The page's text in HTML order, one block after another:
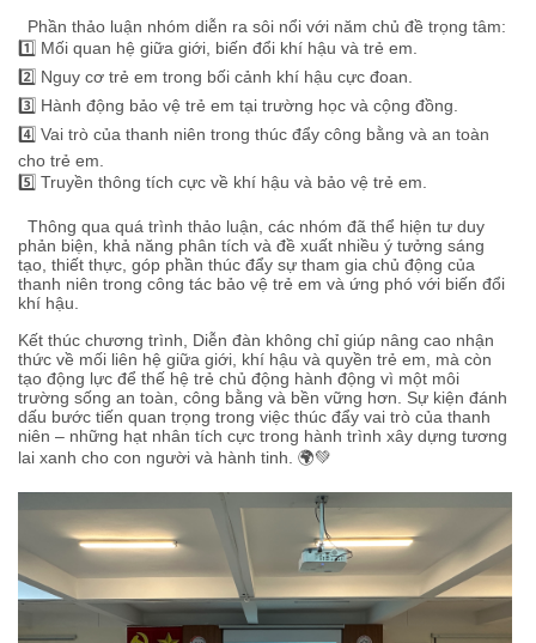
Phần thảo luận nhóm diễn ra sôi nổi với năm chủ đề trọng tâm:
1️⃣ Mối quan hệ giữa giới, biến đổi khí hậu và trẻ em.
2️⃣ Nguy cơ trẻ em trong bối cảnh khí hậu cực đoan.
3️⃣ Hành động bảo vệ trẻ em tại trường học và cộng đồng.
4️⃣ Vai trò của thanh niên trong thúc đẩy công bằng và an toàn
cho trẻ em.
5️⃣ Truyền thông tích cực về khí hậu và bảo vệ trẻ em.
Thông qua quá trình thảo luận, các nhóm đã thể hiện tư duy
phản biện, khả năng phân tích và đề xuất nhiều ý tưởng sáng
tạo, thiết thực, góp phần thúc đẩy sự tham gia chủ động của
thanh niên trong công tác bảo vệ trẻ em và ứng phó với biến đổi
khí hậu.
Kết thúc chương trình, Diễn đàn không chỉ giúp nâng cao nhận
thức về mối liên hệ giữa giới, khí hậu và quyền trẻ em, mà còn
tạo động lực để thế hệ trẻ chủ động hành động vì một môi
trường sống an toàn, công bằng và bền vững hơn. Sự kiện đánh
dấu bước tiến quan trọng trong việc thúc đẩy vai trò của thanh
niên – những hạt nhân tích cực trong hành trình xây dựng tương
lai xanh cho con người và hành tinh. 🌍💚